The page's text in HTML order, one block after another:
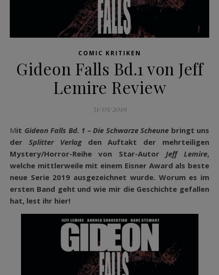
COMIC KRITIKEN
Gideon Falls Bd.1 von Jeff
Lemire Review
31/05/2019
Mit Gideon Falls Bd. 1 – Die Schwarze Scheune bringt uns
der Splitter Verlagden Auftakt der mehrteiligen
Mystery/Horror-Reihe von Star-Autor Jeff Lemire,
welche mittlerweile mit einem Eisner Award als beste
neue Serie 2019 ausgezeichnet wurde. Worum es im
ersten Band geht und wie mir die Geschichte gefallen
hat, lest ihr hier!